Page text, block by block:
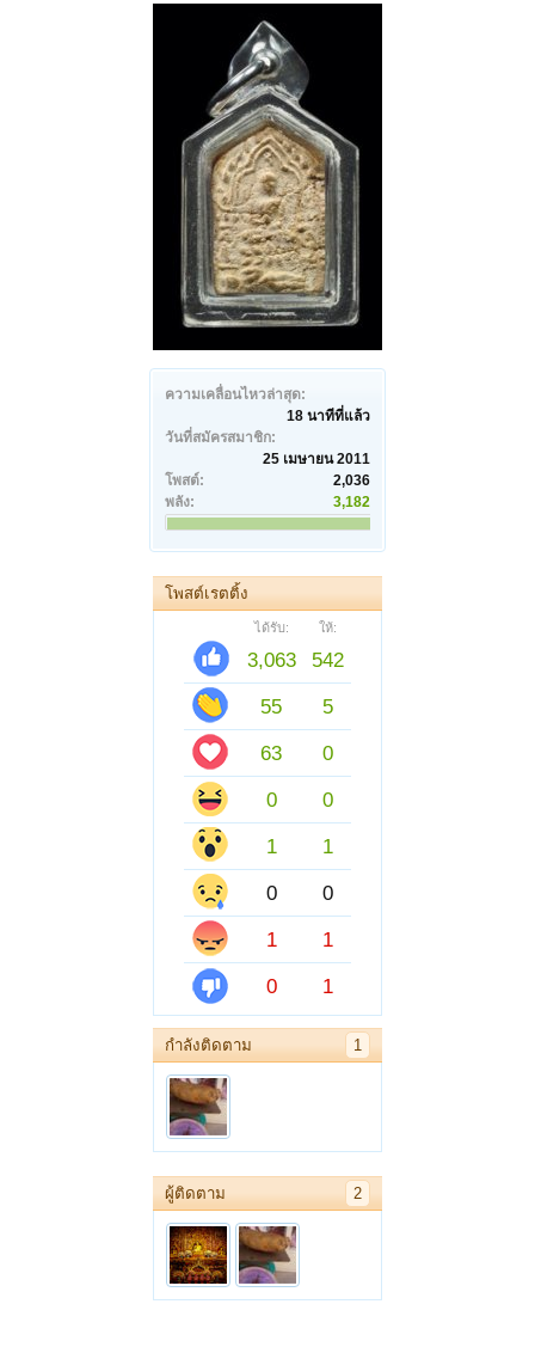
ความเคลื่อนไหวล่าสุด:
18 นาทีที่แล้ว
วันที่สมัครสมาชิก:
25 เมษายน 2011
โพสต์:
2,036
พลัง:
3,182
โพสต์เรตติ้ง
ได้รับ: ให้:
3,063
542
55
5
63
0
0
0
1
1
0
0
1
1
0
1
กำลังติดตาม 1
ผู้ติดตาม 2